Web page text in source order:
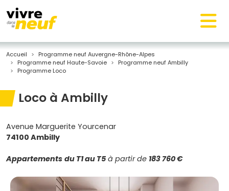
Accueil
Programme neuf Auvergne-Rhône-Alpes
Programme neuf Haute-Savoie
Programme neuf Ambilly
Programme Loco
Loco à Ambilly
Avenue Marguerite Yourcenar
74100 Ambilly
Appartements du T1 au T5 à partir de 183 760 €